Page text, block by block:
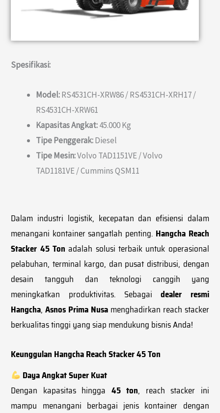
Spesifikasi:
Model:RS4531CH-XRW86 / RS4531CH-XRH17 /
RS4531CH-XRW61
Kapasitas Angkat:45.000 Kg
Tipe Penggerak:Diesel
Tipe Mesin:Volvo TAD1151VE / Volvo
TAD1181VE / Cummins QSM11
Dalam industri logistik, kecepatan dan efisiensi dalam
menangani kontainer sangatlah penting. Hangcha Reach
Stacker 45 Ton adalah solusi terbaik untuk operasional
pelabuhan, terminal kargo, dan pusat distribusi, dengan
desain tangguh dan teknologi canggih yang
meningkatkan produktivitas. Sebagaidealer resmi
Hangcha,Asnos Prima Nusa menghadirkan reach stacker
berkualitas tinggi yang siap mendukung bisnis Anda!
Keunggulan Hangcha Reach Stacker 45 Ton
Daya Angkat Super Kuat
Dengan kapasitas hingga 45 ton, reach stacker ini
mampu menangani berbagai jenis kontainer dengan